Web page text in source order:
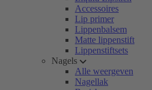
Accessoires
Lip primer
Lippenbalsem
Matte lippenstift
Lippenstiftsets
Nagels
Alle weergeven
Nagellak